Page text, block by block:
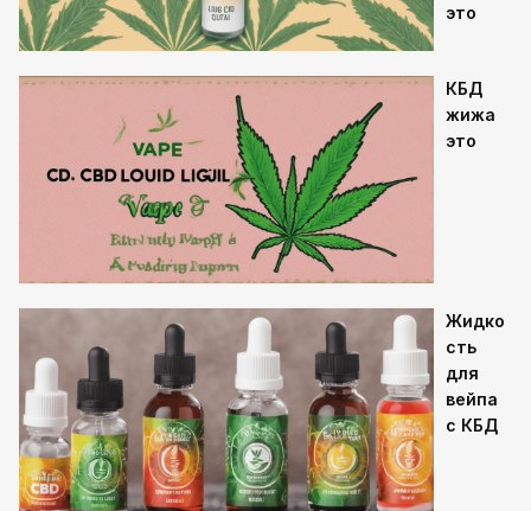
это
КБД
жижа
это
Жидко
сть
для
вейпа
с КБД